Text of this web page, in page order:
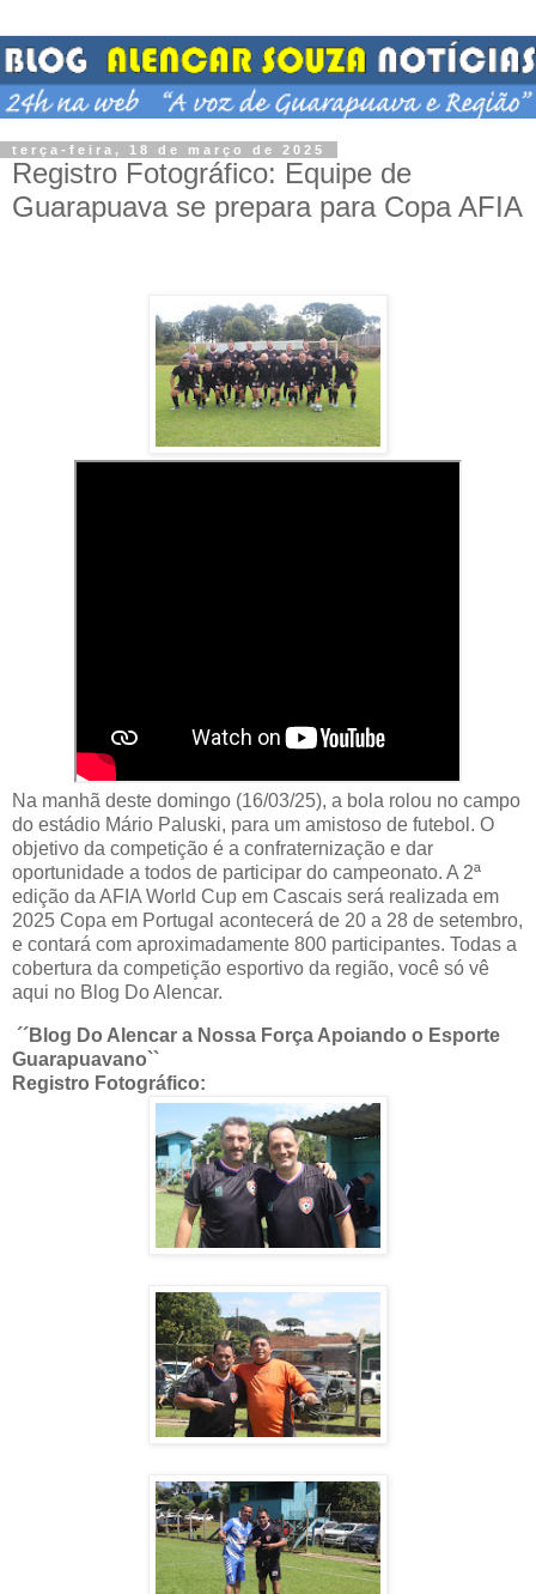
terça-feira, 18 de março de 2025
Registro Fotográfico: Equipe de
Guarapuava se prepara para Copa AFIA
Na manhã deste domingo (16/03/25), a bola rolou no campo
do estádio Mário Paluski, para um amistoso de futebol. O
objetivo da competição é a confraternização e dar
oportunidade a todos de participar do campeonato. A 2ª
edição da AFIA World Cup em Cascais será realizada em
2025 Copa em Portugal acontecerá de 20 a 28 de setembro,
e contará com aproximadamente 800 participantes. Todas a
cobertura da competição esportivo da região, você só vê
aqui no Blog Do Alencar.
´´Blog Do Alencar a Nossa Força Apoiando o Esporte
Guarapuavano``
Registro Fotográfico: